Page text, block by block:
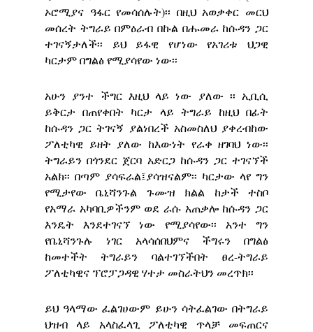
ኦሮሚያና ዓፋር የመሳሰሉት)፡፡ በዚህ አወቃቀር መርህ
መሰረት ትግራይ በምዕራብ በኩል በሑመራ ከሱዳን ጋር
ተገናኝታለች፡፡ ይህ ይፋዊ የሆነው የአገሪቱ ህጋዊ
ካርታም በግልፅ የሚያሳየው ነው፡፡
አሁን ያንተ ችግር እዚህ ላይ ነው ያለው ፡፡ ኢቢሲ
ይቅርታ በጠየቀበት ካርታ ላይ ትግራይ ከዚህ በፊት
ከሱዳን ጋር ትገናኝ ያልነበረች አስመስለህ ያቀረብከው
ፖለቲካዊ ይዘት ያለው ከእውነት የራቀ ዘገባህ ነው፡፡
ትግራይን በጎንደር ጀርባ አድርጋ ከሱዳን ጋር ተገናኘች
አልክ፡፡ በጣም ያሳፍራል፤ያሳዝናልም፡፡ ካርታው ላየ ግን
የሚታየው ቤኒሻንጉል ጉሙዝ ክልል ከታች ተስቦ
የአማራ አካባቢዎችንም ወደ ራሱ አጠቃሎ ከሱዳን ጋር
እንዴት እንደተገናኘ ነው የሚያሳየው፡፡ አንተ ግን
የቤኒሻንጉሉ ነገር አላሳሰበህምና ችግሩን በግልፅ
ከመተችት ትግራይን ባልተገኘችበት ፀረ-ትግራይ
ፖለቲካዊና ፕሮፓጋዳዊ ሃተታ መስራትህን መረጥክ፡፡
ይህ ዓላማው ፈልገሀውም ይሁን ሳትፈልገው በትግራይ
ህዝብ ላይ አላስፈላጊ ፖለቲካዊ ጥላቻ መፍጠርና